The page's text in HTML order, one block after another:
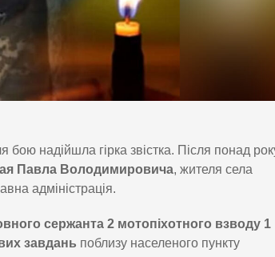
бою надійшла гірка звістка. Після понад
Павла Володимировича, жителя села
адміністрація.
сержанта 2 мотопіхотного взводу 1
завдань поблизу населеного пункту